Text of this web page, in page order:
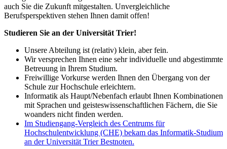
auch Sie die Zukunft mitgestalten. Unvergleichliche
Berufsperspektiven stehen Ihnen damit offen!
Studieren Sie an der Universität Trier!
Unsere Abteilung ist (relativ) klein, aber fein.
Wir versprechen Ihnen eine sehr individuelle und abgestimmte
Betreuung in Ihrem Studium.
Freiwillige Vorkurse werden Ihnen den Übergang von der
Schule zur Hochschule erleichtern.
Informatik als Haupt/Nebenfach erlaubt Ihnen Kombinationen
mit Sprachen und geisteswissenschaftlichen Fächern, die Sie
woanders nicht finden werden.
Im Studiengang-Vergleich des Centrums für
Hochschulentwicklung (CHE) bekam das Informatik-Studium
an der Universität Trier Bestnoten.